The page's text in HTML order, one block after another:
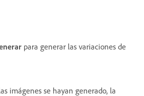
para generar las variaciones de
imágenes se hayan generado, la